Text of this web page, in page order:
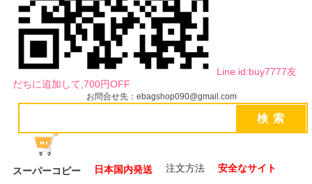
Line id:buy7777友
だちに追加して,700円OFF
お問合せ先：ebagshop090@gmail.com
スーパーコピー 日本国内発送 注文方法 安全なサイト